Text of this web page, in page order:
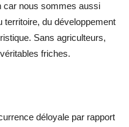
car nous sommes aussi
territoire, du développement
Sans agriculteurs,
friches.
déloyale par rapport